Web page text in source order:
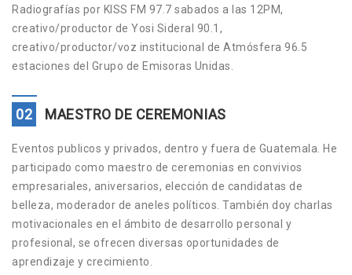
Radiografías por KISS FM 97.7 sabados a las 12PM,
creativo/productor de Yosi Sideral 90.1,
creativo/productor/voz institucional de Atmósfera 96.5
estaciones del Grupo de Emisoras Unidas.
02 MAESTRO DE CEREMONIAS
Eventos publicos y privados, dentro y fuera de Guatemala. He
participado como maestro de ceremonias en convivios
empresariales, aniversarios, elección de candidatas de
belleza, moderador de aneles políticos. También doy charlas
motivacionales en el ámbito de desarrollo personal y
profesional, se ofrecen diversas oportunidades de
aprendizaje y crecimiento.